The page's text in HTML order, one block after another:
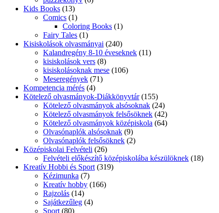
Kids Books (13)
Comics (1)
Coloring Books (1)
Fairy Tales (1)
Kisiskolások olvasmányai (240)
Kalandregény 8-10 éveseknek (11)
kisiskolások vers (8)
kisiskolásoknak mese (106)
Meseregények (71)
Kompetencia mérés (4)
Kötelező olvasmányok-Diákkönyvtár (155)
Kötelező olvasmányok alsósoknak (24)
Kötelező olvasmányok felsősöknek (42)
Kötelező olvasmányok középiskola (64)
Olvasónaplók alsósoknak (9)
Olvasónaplók felsősöknek (2)
Középiskolai Felvételi (26)
Felvételi előkészítő középiskolába készülöknek (18)
Kreatív Hobbi és Sport (319)
Kézimunka (7)
Kreatív hobby (166)
Rajzolás (14)
Sajátkezűleg (4)
Sport (80)